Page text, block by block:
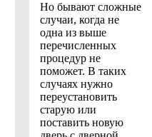
Но бывают сложные
случаи, когда не
одна из выше
перечисленных
процедур не
поможет. В таких
случаях нужно
переустановить
старую или
поставить новую